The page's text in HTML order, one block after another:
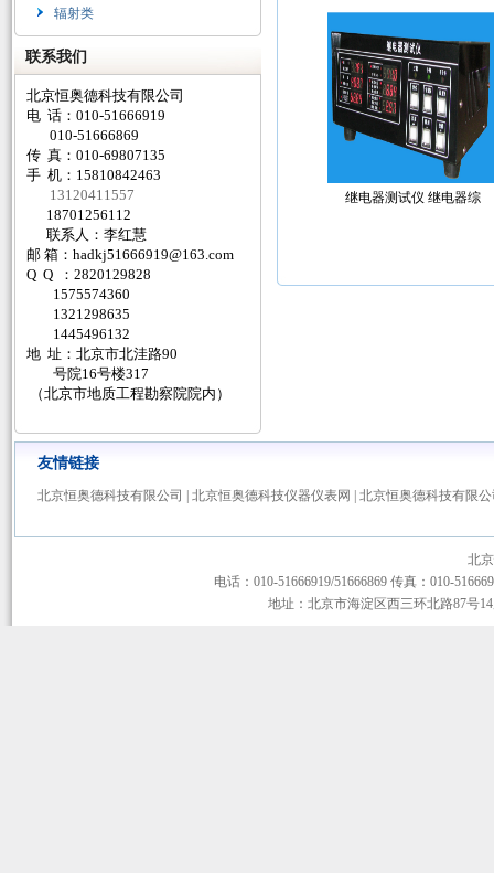
辐射类
联系我们
北京恒奥德科技有限公司
电 话：010-51666919
010-51666869
传 真：010-69807135
手 机：15810842463
13120411557
18701256112
联系人：李红慧
邮 箱： hadkj51666919@163.com
Q Q ：2820129828
1575574360
1321298635
1445496132
地 址：北京市北洼路90
号院16号楼317
（北京市地质工程勘察院院内）
继电器测试仪 继电器综
友情链接
北京恒奥德科技有限公司 北京恒奥德科技仪器仪表网 北京恒奥德科技有限
北
电话：010-51666919/51666869 传真：010-
地址：北京市海淀区西三环北路87号